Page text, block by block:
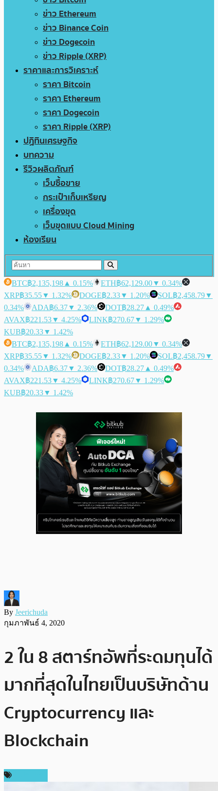
ข่าว Ethereum
ข่าว Binance Coin
ข่าว Dogecoin
ข่าว Ripple (XRP)
ราคาและการวิเคราะห์
ราคา Bitcoin
ราคา Ethereum
ราคา Dogecoin
ราคา Ripple (XRP)
ปฏิทินเศรษฐกิจ
บทความ
รีวิวผลิตภัณฑ์
เว็บซื้อขาย
กระเป๋าเก็บเหรียญ
เครื่องขุด
เว็บขุดแบบ Cloud Mining
ห้องเรียน
BTC฿2,135,198 ▲ 0.15% ETH฿62,129.00▼ 0.34%
XRP฿35.55▼ 1.32% DOGE฿2.33▼ 1.20% SOL฿2,458.79▼
0.34%
ADA฿6.37▼ 2.36% DOT฿28.27 ▲ 0.49%
AVAX฿221.53▼ 4.25% LINK฿270.67▼ 1.29%
KUB฿20.33▼ 1.42%
BTC฿2,135,198 ▲ 0.15% ETH฿62,129.00▼ 0.34%
XRP฿35.55▼ 1.32% DOGE฿2.33▼ 1.20% SOL฿2,458.79▼
0.34%
ADA฿6.37▼ 2.36% DOT฿28.27 ▲ 0.49%
AVAX฿221.53▼ 4.25% LINK฿270.67▼ 1.29%
KUB฿20.33▼ 1.42%
By Jeerichuda
กุมภาพันธ์ 4, 2020
2 ใน 8 สตาร์ทอัพที่ระดมทุนได้
มากที่สุดในไทยเป็นบริษัทด้าน
Cryptocurrency และ
Blockchain